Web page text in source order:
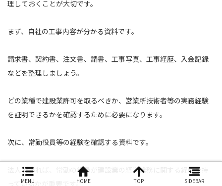
理しておくことが大切です。
まず、自社の工事内容が分かる資料です。
請求書、契約書、注文書、請書、工事写真、工事経歴、入金記録
などを整理しましょう。
どの業種で建設業許可を取るべきか、営業所技術者等の実務経験
を証明できるかを確認するために必要になります。
次に、常勤役員等の経験を確認する資料です。
法人であれば、常勤の役員が建設業の経営業務に関する経験を持
っているかが重要です。
MENU HOME TOP SIDEBAR